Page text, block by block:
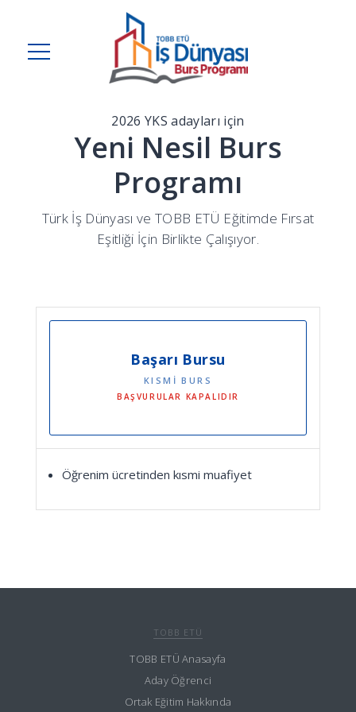
2026 YKS adayları için
Yeni Nesil Burs
Programı
Türk İş Dünyası ve TOBB ETÜ Eğitimde Fırsat
Eşitliği İçin Birlikte Çalışıyor.
Başarı Bursu
KISMİ BURS
BAŞVURULAR KAPALIDIR
Öğrenim ücretinden kısmi muafiyet
TOBB ETÜ
TOBB ETÜ Anasayfa
Aday Öğrenci
Ortak Eğitim Hakkında